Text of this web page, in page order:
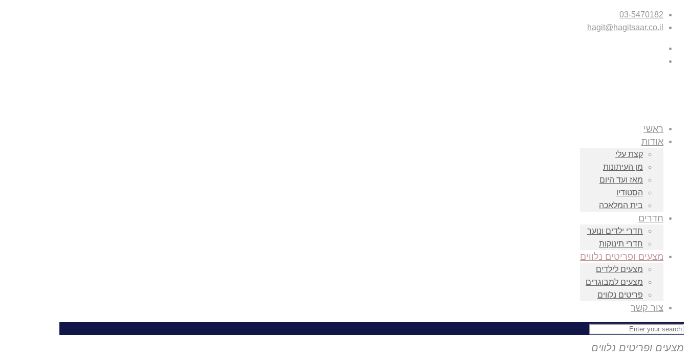
03-5470182
hagit@hagitsaar.co.il
ראשי
אודות
קצת עלי
מן העיתונות
מאז ועד היום
הסטודיו
בית המלאכה
חדרים
חדרי ילדים ונוער
חדרי תינוקות
מצעים ופריטים נלווים
מצעים לילדים
מצעים למבוגרים
פריטים נלווים
צור קשר
מצעים ופריטים נלווים